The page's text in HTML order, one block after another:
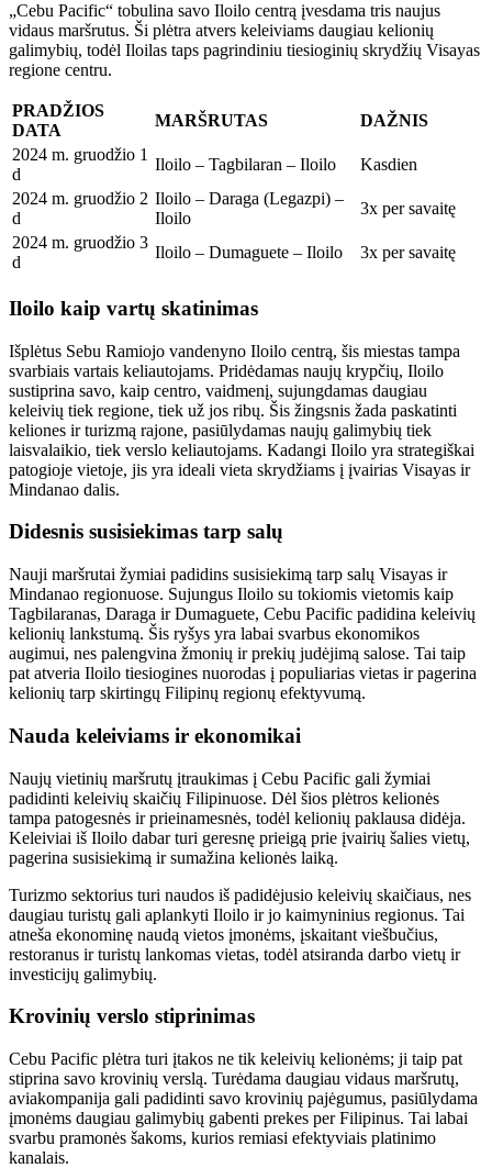
„Cebu Pacific“ tobulina savo Iloilo centrą įvesdama tris naujus
vidaus maršrutus. Ši plėtra atvers keleiviams daugiau kelionių
galimybių, todėl Iloilas taps pagrindiniu tiesioginių skrydžių Visayas
regione centru.
PRADŽIOS
DATA
MARŠRUTAS
DAŽNIS
2024 m. gruodžio 1
d
Iloilo – Tagbilaran – Iloilo
Kasdien
2024 m. gruodžio 2
d
Iloilo – Daraga (Legazpi) –
Iloilo
3x per savaitę
2024 m. gruodžio 3
d
Iloilo – Dumaguete – Iloilo 3x per savaitę
Iloilo kaip vartų skatinimas
Išplėtus Sebu Ramiojo vandenyno Iloilo centrą, šis miestas tampa
svarbiais vartais keliautojams. Pridėdamas naujų krypčių, Iloilo
sustiprina savo, kaip centro, vaidmenį, sujungdamas daugiau
keleivių tiek regione, tiek už jos ribų. Šis žingsnis žada paskatinti
keliones ir turizmą rajone, pasiūlydamas naujų galimybių tiek
laisvalaikio, tiek verslo keliautojams. Kadangi Iloilo yra strategiškai
patogioje vietoje, jis yra ideali vieta skrydžiams į įvairias Visayas ir
Mindanao dalis.
Didesnis susisiekimas tarp salų
Nauji maršrutai žymiai padidins susisiekimą tarp salų Visayas ir
Mindanao regionuose. Sujungus Iloilo su tokiomis vietomis kaip
Tagbilaranas, Daraga ir Dumaguete, Cebu Pacific padidina keleivių
kelionių lankstumą. Šis ryšys yra labai svarbus ekonomikos
augimui, nes palengvina žmonių ir prekių judėjimą salose. Tai taip
pat atveria Iloilo tiesiogines nuorodas į populiarias vietas ir pagerina
kelionių tarp skirtingų Filipinų regionų efektyvumą.
Nauda keleiviams ir ekonomikai
Naujų vietinių maršrutų įtraukimas į Cebu Pacific gali žymiai
padidinti keleivių skaičių Filipinuose. Dėl šios plėtros kelionės
tampa patogesnės ir prieinamesnės, todėl kelionių paklausa didėja.
Keleiviai iš Iloilo dabar turi geresnę prieigą prie įvairių šalies vietų,
pagerina susisiekimą ir sumažina kelionės laiką.
Turizmo sektorius turi naudos iš padidėjusio keleivių skaičiaus, nes
daugiau turistų gali aplankyti Iloilo ir jo kaimyninius regionus. Tai
atneša ekonominę naudą vietos įmonėms, įskaitant viešbučius,
restoranus ir turistų lankomas vietas, todėl atsiranda darbo vietų ir
investicijų galimybių.
Krovinių verslo stiprinimas
Cebu Pacific plėtra turi įtakos ne tik keleivių kelionėms; ji taip pat
stiprina savo krovinių verslą. Turėdama daugiau vidaus maršrutų,
aviakompanija gali padidinti savo krovinių pajėgumus, pasiūlydama
įmonėms daugiau galimybių gabenti prekes per Filipinus. Tai labai
svarbu pramonės šakoms, kurios remiasi efektyviais platinimo
kanalais.